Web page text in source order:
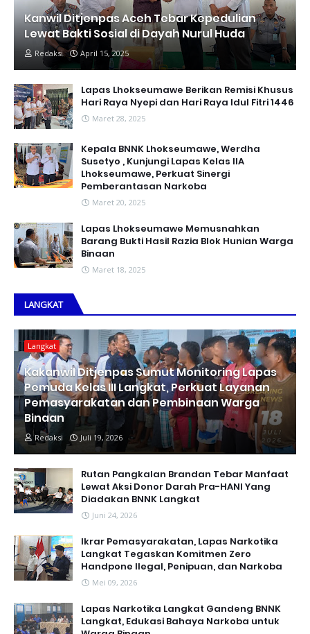
Kanwil Ditjenpas Aceh Tebar Kepedulian
Lewat Bakti Sosial di Dayah Nurul Huda
Redaksi April 15, 2025
Lapas Lhokseumawe Berikan Remisi Khusus
Hari Raya Nyepi dan Hari Raya Idul Fitri 1446
Maret 28, 2025
Kepala BNNK Lhokseumawe, Werdha
Susetyo , Kunjungi Lapas Kelas IIA
Lhokseumawe, Perkuat Sinergi
Pemberantasan Narkoba
Maret 20, 2025
Lapas Lhokseumawe Memusnahkan
Barang Bukti Hasil Razia Blok Hunian Warga
Binaan
Maret 18, 2025
LANGKAT
Langkat
Kakanwil Ditjenpas Sumut Monitoring Lapas
Pemuda Kelas III Langkat, Perkuat Layanan
Pemasyarakatan dan Pembinaan Warga
Binaan
Redaksi Juli 19, 2026
Rutan Pangkalan Brandan Tebar Manfaat
Lewat Aksi Donor Darah Pra-HANI Yang
Diadakan BNNK Langkat
Juni 24, 2026
Ikrar Pemasyarakatan, Lapas Narkotika
Langkat Tegaskan Komitmen Zero
Handpone llegal, Penipuan, dan Narkoba
Mei 09, 2026
Lapas Narkotika Langkat Gandeng BNNK
Langkat, Edukasi Bahaya Narkoba untuk